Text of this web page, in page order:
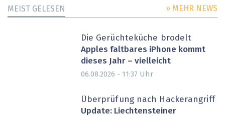
MEIST GELESEN » MEHR NEWS
Die Gerüchteküche brodelt
Apples faltbares iPhone kommt
dieses Jahr – vielleicht
06.08.2026 - 11:37 Uhr
Überprüfung nach Hackerangriff
Update: Liechtensteiner